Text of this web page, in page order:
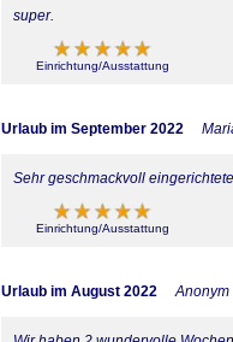
super.
Einrichtung/Ausstattung
Urlaub im September 2022
Sehr geschmackvoll
Einrichtung/Ausstattung
Urlaub im August 2022 Anonym